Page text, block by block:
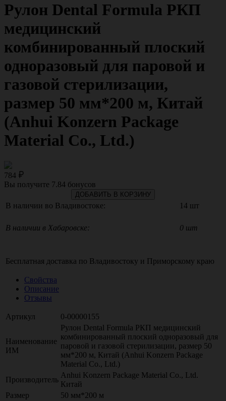
Рулон Dental Formula РКП
медицинский
комбинированный плоский
одноразовый для паровой и
газовой стерилизации,
размер 50 мм*200 м, Китай
(Anhui Konzern Package
Material Co., Ltd.)
784
Вы получите 7.84 бонусов
ДОБАВИТЬ В КОРЗИНУ
В наличии во Владивостоке: 14 шт
В наличии в Хабаровске: 0 шт
Бесплатная доставка по Владивостоку и Приморскому краю
Свойства
Описание
Отзывы
Артикул 0-00000155
Наименование
ИМ
Рулон Dental Formula РКП медицинский
комбинированный плоский одноразовый для
паровой и газовой стерилизации, размер 50
мм*200 м, Китай (Anhui Konzern Package
Material Co., Ltd.)
Производитель
Anhui Konzern Package Material Co., Ltd.
Китай
Размер
50 мм*200 м